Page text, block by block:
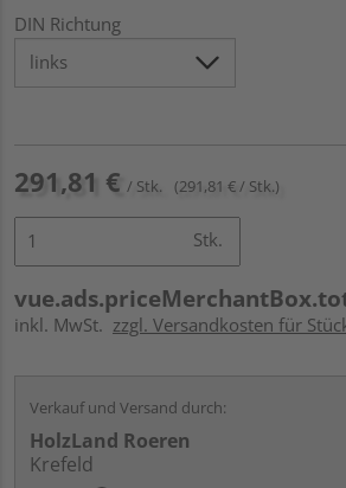
DIN Richtung
291,81 € / Stk. (291,81 € / Stk.)
Stk.
inkl. MwSt. zzgl. Versandkosten für
Verkauf und Versand durch:
HolzLand Roeren
Krefeld